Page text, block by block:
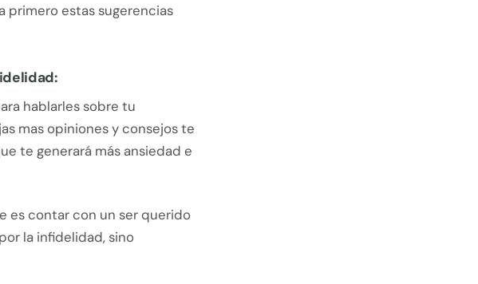
primero estas sugerencias
hablarles sobre tu
mas opiniones y consejos te
te generará más ansiedad e
es contar con un ser querido
la infidelidad, sino